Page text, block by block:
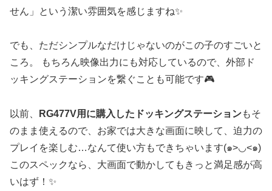
せん」という潔い雰囲気を感じますね✨
でも、ただシンプルなだけじゃないのがこの子のすごいと
ころ。 もちろん映像出力にも対応しているので、外部ド
ッキングステーションを繋ぐことも可能です🎮
以前、 RG477V用に購入したドッキングステーションもそ
のまま使えるので、お家では大きな画面に映して、迫力の
プレイを楽しむ…なんて使い方もできちゃいます(๑>◡<๑)
このスペックなら、大画面で動かしてもきっと満足感が高
いはず！✨